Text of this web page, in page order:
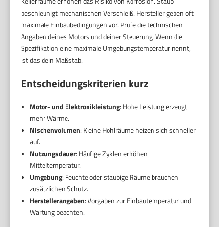
beschleunigt mechanischen Verschleiß. Hersteller geben oft
maximale Einbaubedingungen vor. Prüfe die technischen
Angaben deines Motors und deiner Steuerung. Wenn die
Spezifikation eine maximale Umgebungstemperatur nennt,
ist das dein Maßstab.
Entscheidungskriterien kurz
Motor- und Elektronikleistung: Hohe Leistung erzeugt
mehr Wärme.
Nischenvolumen: Kleine Hohlräume heizen sich schneller
auf.
Nutzungsdauer: Häufige Zyklen erhöhen
Mitteltemperatur.
Umgebung: Feuchte oder staubige Räume brauchen
zusätzlichen Schutz.
Herstellerangaben: Vorgaben zur Einbautemperatur und
Wartung beachten.